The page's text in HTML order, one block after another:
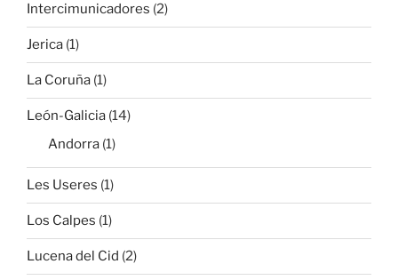
Intercimunicadores (2)
Jerica (1)
La Coruña (1)
León-Galicia (14)
Andorra (1)
Les Useres (1)
Los Calpes (1)
Lucena del Cid (2)